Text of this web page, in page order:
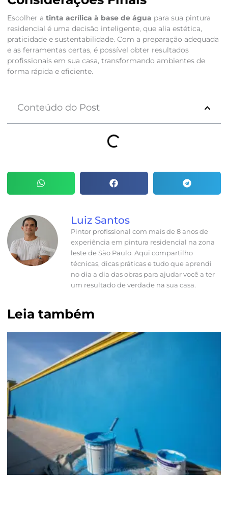
Escolher a tinta acrílica à base de água para sua pintura
residencial é uma decisão inteligente, que alia estética,
praticidade e sustentabilidade. Com a preparação adequada
e as ferramentas certas, é possível obter resultados
profissionais em sua casa, transformando ambientes de
forma rápida e eficiente.
Conteúdo do Post
Luiz Santos
Pintor profissional com mais de 8 anos de
experiência em pintura residencial na zona
leste de São Paulo. Aqui compartilho
técnicas, dicas práticas e tudo que aprendi
no dia a dia das obras para ajudar você a ter
um resultado de verdade na sua casa.
Leia também